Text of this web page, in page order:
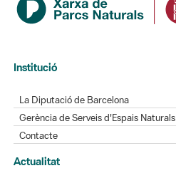
Institució
La Diputació de Barcelona
Gerència de Serveis d'Espais Naturals
Contacte
Actualitat